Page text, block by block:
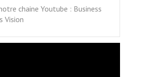
chaine Youtube : Business
Vision